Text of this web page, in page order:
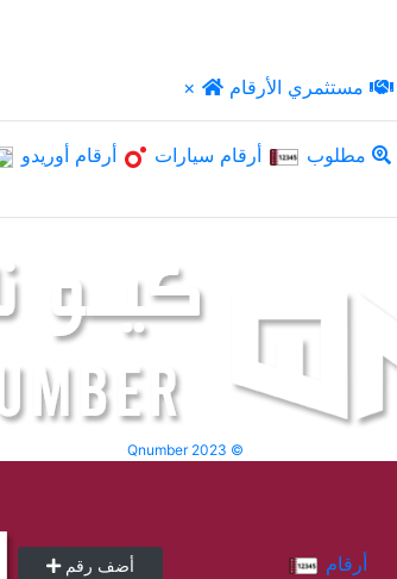
× مستثمري الأرقام
مطلوب أرقام سيارات أرقام أوريدو
Qnumber 2023 ©
أضف رقم